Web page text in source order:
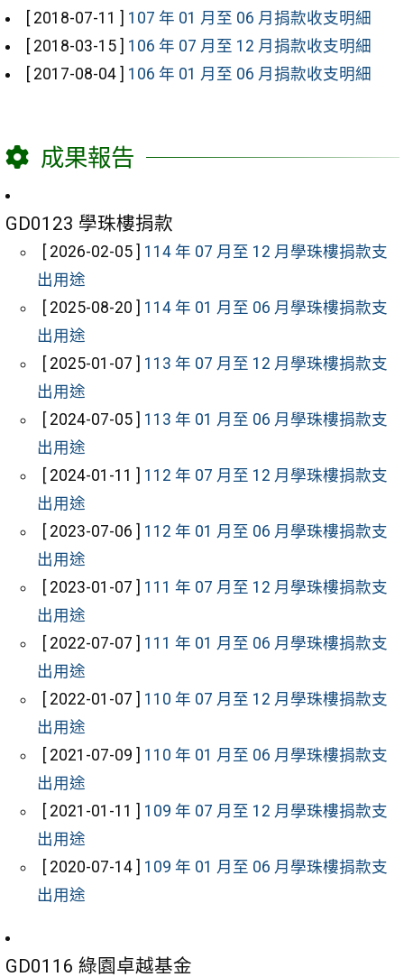
[ 2018-07-11 ] 107 年 01 月至 06 月捐款收支明細
[ 2018-03-15 ] 106 年 07 月至 12 月捐款收支明細
[ 2017-08-04 ] 106 年 01 月至 06 月捐款收支明細
成果報告
GD0123 學珠樓捐款
[ 2026-02-05 ] 114 年 07 月至 12 月學珠樓捐款支
出用途
[ 2025-08-20 ] 114 年 01 月至 06 月學珠樓捐款支
出用途
[ 2025-01-07 ] 113 年 07 月至 12 月學珠樓捐款支
出用途
[ 2024-07-05 ] 113 年 01 月至 06 月學珠樓捐款支
出用途
[ 2024-01-11 ] 112 年 07 月至 12 月學珠樓捐款支
出用途
[ 2023-07-06 ] 112 年 01 月至 06 月學珠樓捐款支
出用途
[ 2023-01-07 ] 111 年 07 月至 12 月學珠樓捐款支
出用途
[ 2022-07-07 ] 111 年 01 月至 06 月學珠樓捐款支
出用途
[ 2022-01-07 ] 110 年 07 月至 12 月學珠樓捐款支
出用途
[ 2021-07-09 ] 110 年 01 月至 06 月學珠樓捐款支
出用途
[ 2021-01-11 ] 109 年 07 月至 12 月學珠樓捐款支
出用途
[ 2020-07-14 ] 109 年 01 月至 06 月學珠樓捐款支
出用途
GD0116 綠園卓越基金